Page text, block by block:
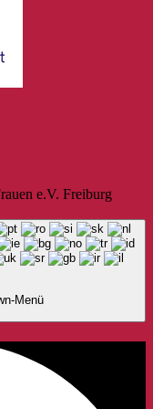
e.V. Freiburg